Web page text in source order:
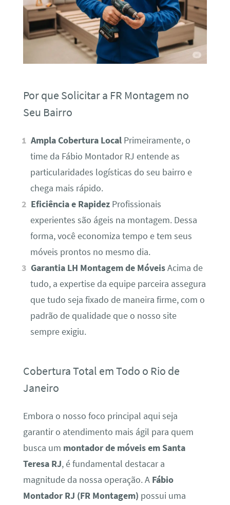
Por que Solicitar a FR Montagem no
Seu Bairro
Ampla Cobertura Local Primeiramente, o
time da Fábio Montador RJ entende as
particularidades logísticas do seu bairro e
chega mais rápido.
Eficiência e Rapidez Profissionais
experientes são ágeis na montagem. Dessa
forma, você economiza tempo e tem seus
móveis prontos no mesmo dia.
Garantia LH Montagem de MóveisAcima de
tudo, a expertise da equipe parceira assegura
que tudo seja fixado de maneira firme, com o
padrão de qualidade que o nosso site
sempre exigiu.
Cobertura Total em Todo o Rio de
Janeiro
Embora o nosso foco principal aqui seja
garantir o atendimento mais ágil para quem
busca um montador de móveis em Santa
Teresa RJ, é fundamental destacar a
magnitude da nossa operação. A Fábio
Montador RJ (FR Montagem) possui uma